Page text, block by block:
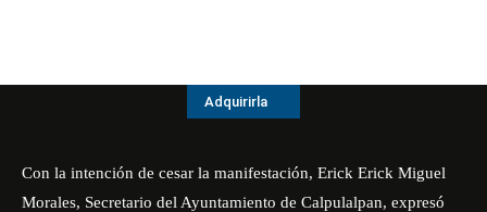
Adquirirla
Con la intención de cesar la manifestación, Erick Erick Miguel
Morales, Secretario del Ayuntamiento de Calpulalpan, expresó